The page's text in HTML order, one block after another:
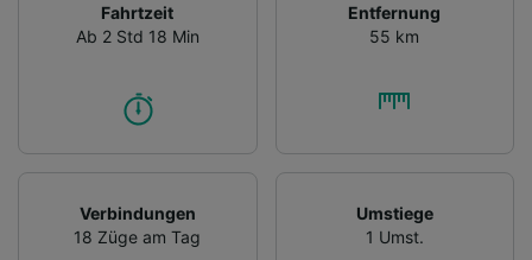
Fahrtzeit
Ab 2 Std 18 Min
Entfernung
55 km
Verbindungen
18 Züge am Tag
Umstiege
1 Umst.